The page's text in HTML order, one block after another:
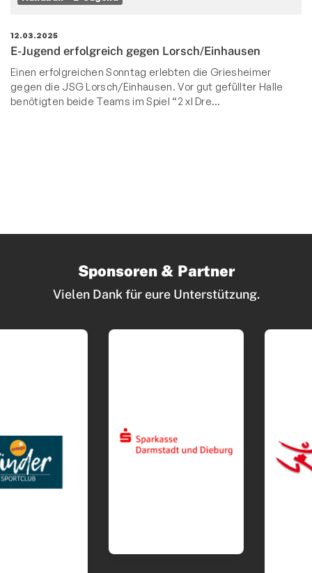
12.03.2025
E-Jugend erfolgreich gegen Lorsch/Einhausen
Einen erfolgreichen Sonntag erlebten die Griesheimer
gegen die JSG Lorsch/Einhausen. Vor gut gefüllter Halle
benötigten beide Teams im Spiel “2 xl Dre…
Sponsoren & Partner
Vielen Dank für eure Unterstützung.